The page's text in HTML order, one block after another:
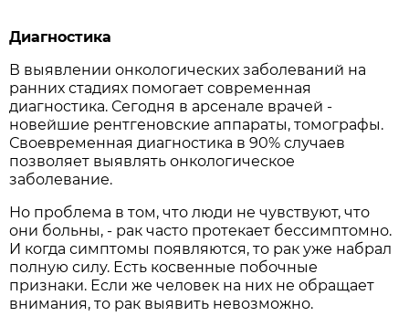
Диагностика
В выявлении онкологических заболеваний на
ранних стадиях помогает современная
диагностика. Сегодня в арсенале врачей -
новейшие рентгеновские аппараты, томографы.
Своевременная диагностика в 90% случаев
позволяет выявлять онкологическое
заболевание.
Но проблема в том, что люди не чувствуют, что
они больны, - рак часто протекает бессимптомно.
И когда симптомы появляются, то рак уже набрал
полную силу. Есть косвенные побочные
признаки. Если же человек на них не обращает
внимания, то рак выявить невозможно.